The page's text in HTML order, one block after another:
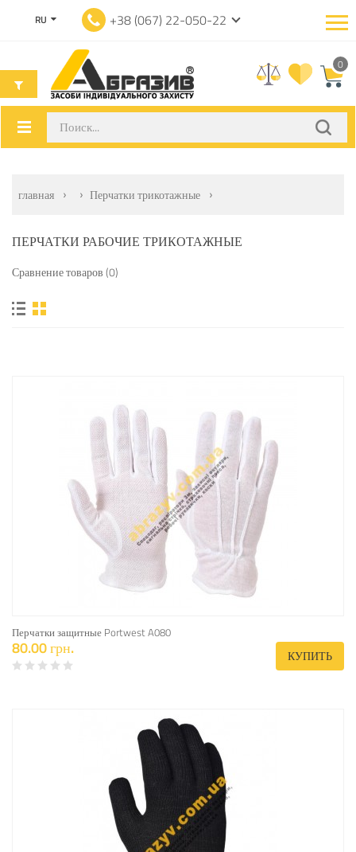
RU +38 (067) 22-050-22
0
главная Перчатки трикотажные
ПЕРЧАТКИ РАБОЧИЕ ТРИКОТАЖНЫЕ
Сравнение товаров (0)
Перчатки защитные Portwest A080
80.00 грн. КУПИТЬ